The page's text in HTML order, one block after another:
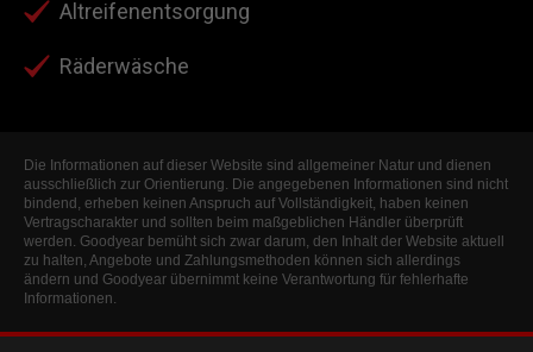
Altreifenentsorgung
Räderwäsche
Die Informationen auf dieser Website sind allgemeiner Natur und dienen
ausschließlich zur Orientierung. Die angegebenen Informationen sind nicht
bindend, erheben keinen Anspruch auf Vollständigkeit, haben keinen
Vertragscharakter und sollten beim maßgeblichen Händler überprüft
werden. Goodyear bemüht sich zwar darum, den Inhalt der Website aktuell
zu halten, Angebote und Zahlungsmethoden können sich allerdings
ändern und Goodyear übernimmt keine Verantwortung für fehlerhafte
Informationen.